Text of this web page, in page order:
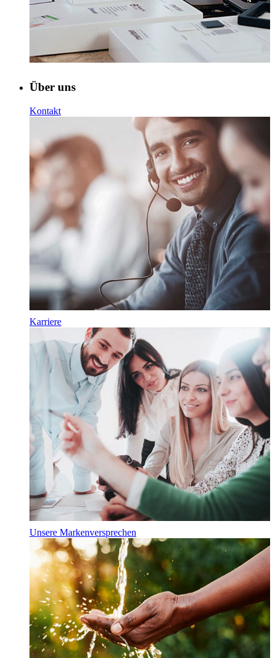
Über uns
Kontakt
Karriere
Unsere Markenversprechen